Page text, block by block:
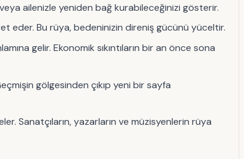
ailenizle yeniden bağ kurabileceğinizi gösterir.
eder. Bu rüya, bedeninizin direniş gücünü yüceltir.
gelir. Ekonomik sıkıntıların bir an önce sona
gölgesinden çıkıp yeni bir sayfa
Sanatçıların, yazarların ve müzisyenlerin rüya